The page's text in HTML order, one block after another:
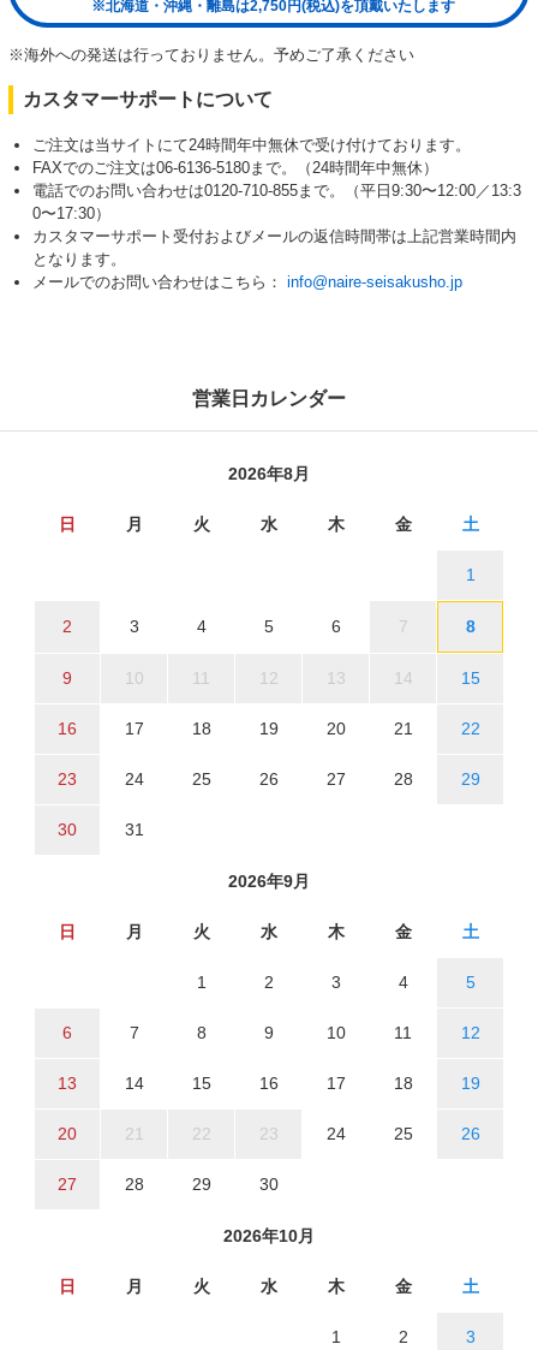
※北海道・沖縄・離島は2,750円(税込)を頂戴いたします
※海外への発送は行っておりません。予めご了承ください
カスタマーサポートについて
ご注文は当サイトにて24時間年中無休で受け付けております。
FAXでのご注文は06-6136-5180まで。（24時間年中無休）
電話でのお問い合わせは0120-710-855まで。（平日9:30〜12:00／13:3
0〜17:30）
カスタマーサポート受付およびメールの返信時間帯は上記営業時間内
となります。
メールでのお問い合わせはこちら： info@naire-seisakusho.jp
営業日カレンダー
2026年8月
日 月 火 水 木 金 土
1
2 3 4 5 6 7 8
9 10 11 12 13 14 15
16 17 18 19 20 21 22
23 24 25 26 27 28 29
30 31
2026年9月
日 月 火 水 木 金 土
1 2 3 4 5
6 7 8 9 10 11 12
13 14 15 16 17 18 19
20 21 22 23 24 25 26
27 28 29 30
2026年10月
日 月 火 水 木 金 土
1 2 3